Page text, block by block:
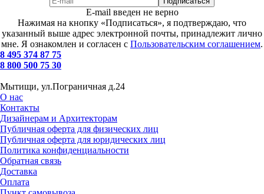
E-mail введен не верно
Нажимая на кнопку «Подписаться», я подтверждаю, что
указанный выше адрес электронной почты, принадлежит лично
мне. Я ознакомлен и согласен с Пользовательским соглашением.
8 495 374 87 75
8 800 500 75 30
Мытищи, ул.Пограничная д.24
О нас
Контакты
Дизайнерам и Архитекторам
Публичная оферта для физических лиц
Публичная оферта для юридических лиц
Политика конфиденциальности
Обратная связь
Доставка
Оплата